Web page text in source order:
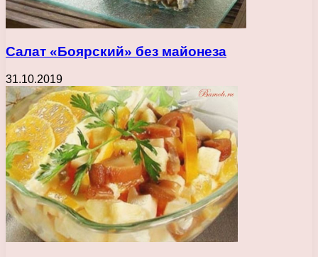
Салат «Боярский» без майонеза
31.10.2019